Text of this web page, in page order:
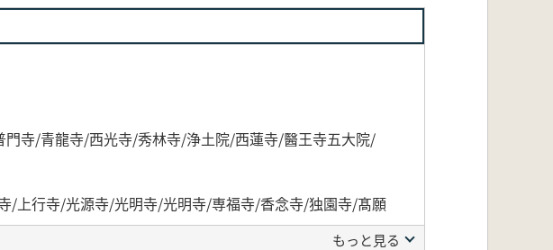
寺/青龍寺/西光寺/秀林寺/浄土院/西蓮寺/醫王寺五大院/
/上行寺/光源寺/光明寺/光明寺/専福寺/香念寺/独園寺/髙願
もっと見る